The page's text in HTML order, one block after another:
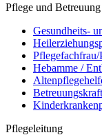
Pflege und Betreuung
Gesundheits-
Hebamme /
Pflegeleitung